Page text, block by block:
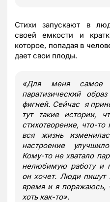
Стихи запускают в
своей емкости и
которое, попадая в
дает свои плоды.
«Для меня самое
паратизический
фигней. Сейчас я
тут такие истории,
стихотворение, что-
вся жизнь
настроение
Кому-то не хватало
нелюбимую работу и
он хочет. Люди пишут
время и я поражаюсь,
хоть как-то».